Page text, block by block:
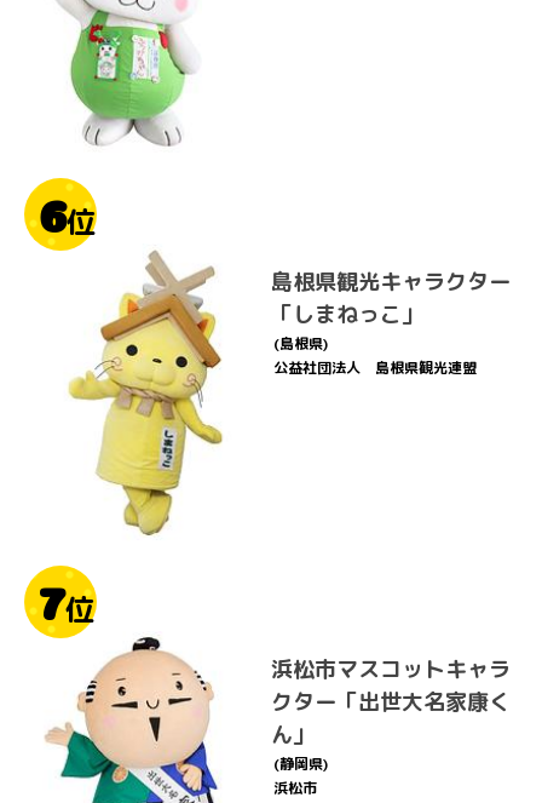
6位
島根県観光キャラクター
「しまねっこ」
(島根県)
公益社団法人 島根県観光連盟
7位
浜松市マスコットキャラ
クター「出世大名家康く
ん」
(静岡県)
浜松市